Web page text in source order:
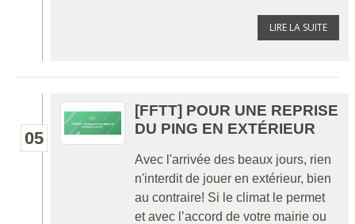
LIRE LA SUITE
05
[FFTT] POUR UNE REPRISE
DU PING EN EXTÉRIEUR
Avec l'arrivée des beaux jours, rien
n'interdit de jouer en extérieur, bien
au contraire! Si le climat le permet
et avec l’accord de votre mairie ou